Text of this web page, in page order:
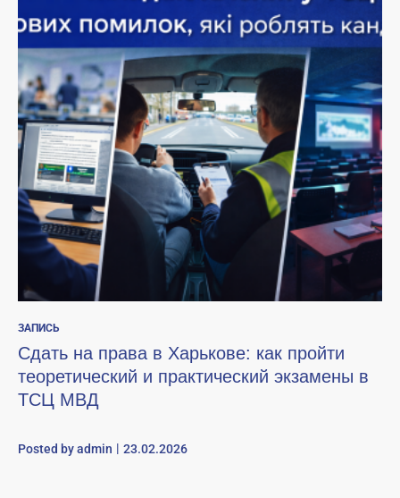
ЗАПИСЬ
Сдать на права в Харькове: как пройти
теоретический и практический экзамены в
ТСЦ МВД
Posted byadmin 23.02.2026